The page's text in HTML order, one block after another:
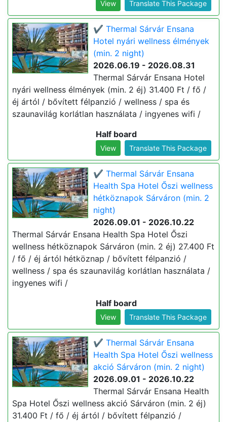
View Translate This Package
✔️ Thermal Sárvár Ensana
Hotel nyári wellness élmények
(min. 2 night)
2026.06.19 - 2026.08.31
Thermal Sárvár Ensana Hotel
nyári wellness élmények (min. 2 éj) 31.400 Ft / fő /
éj ártól / bővített félpanzió / wellness / spa és
szaunavilág korlátlan használata / ingyenes wifi /
Half board
View Translate This Package
✔️ Thermal Sárvár Ensana
Health Spa Hotel Őszi wellness
hétköznapok Sárváron (min. 2
night)
2026.09.01 - 2026.10.22
Thermal Sárvár Ensana Health Spa Hotel Őszi
wellness hétköznapok Sárváron (min. 2 éj) 27.400 Ft
/ fő / éj ártól hétköznap / bővített félpanzió /
wellness / spa és szaunavilág korlátlan használata /
ingyenes wifi /
Half board
View Translate This Package
✔️ Thermal Sárvár Ensana
Health Spa Hotel Őszi wellness
akció Sárváron (min. 2 night)
2026.09.01 - 2026.10.22
Thermal Sárvár Ensana Health
Spa Hotel Őszi wellness akció Sárváron (min. 2 éj)
31.400 Ft / fő / éj ártól / bővített félpanzió /